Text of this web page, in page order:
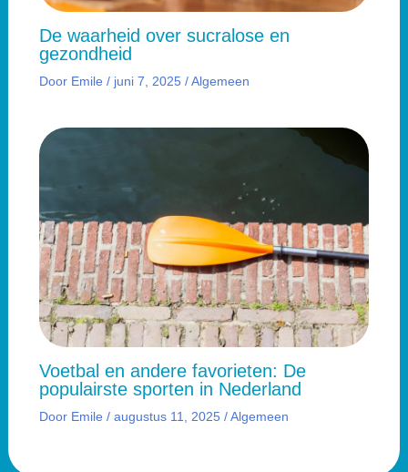
De waarheid over sucralose en
gezondheid
Door Emile / juni 7, 2025 /Algemeen
Voetbal en andere favorieten: De
populairste sporten in Nederland
Door Emile / augustus 11, 2025 /Algemeen